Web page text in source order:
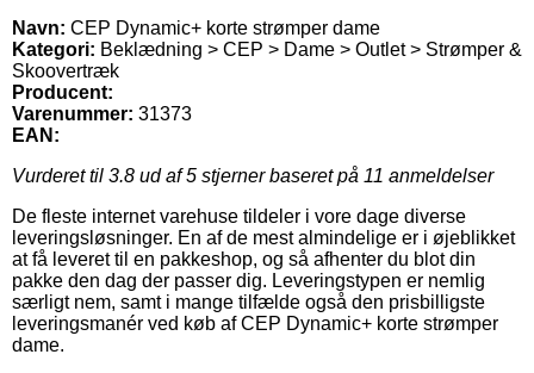
Navn: CEP Dynamic+ korte strømper dame
Kategori: Beklædning > CEP > Dame > Outlet > Strømper &
Skoovertræk
Producent:
Varenummer: 31373
EAN:
Vurderet til 3.8 ud af 5 stjerner baseret på 11 anmeldelser
De fleste internet varehuse tildeler i vore dage diverse
leveringsløsninger. En af de mest almindelige er i øjeblikket
at få leveret til en pakkeshop, og så afhenter du blot din
pakke den dag der passer dig. Leveringstypen er nemlig
særligt nem, samt i mange tilfælde også den prisbilligste
leveringsmanér ved køb af CEP Dynamic+ korte strømper
dame.